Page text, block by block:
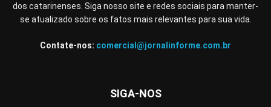
dos catarinenses. Siga nosso site e redes sociais para manter-
se atualizado sobre os fatos mais relevantes para sua vida.
Contate-nos: comercial@jornalinforme.com.br
SIGA-NOS